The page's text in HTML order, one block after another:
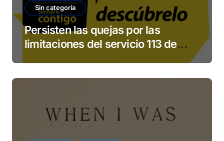
Sin categoría
Persisten las quejas por las
limitaciones del servicio 113 de